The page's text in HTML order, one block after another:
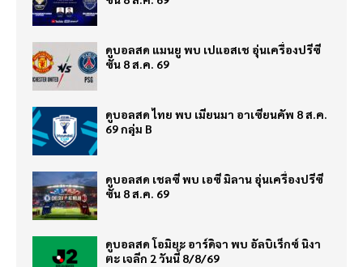
ดูบอลสด แมนยู พบ เปแอสเช อุ่นเครื่องปรีซี
ซั่น 8 ส.ค. 69
ดูบอลสด ไทย พบ เมียนมา อาเซียนคัพ 8 ส.ค.
69 กลุ่ม B
ดูบอลสด เชลซี พบ เอซี มิลาน อุ่นเครื่องปรีซี
ซั่น 8 ส.ค. 69
ดูบอลสด โอมิยะ อาร์ดิจา พบ อัลบิเร็กซ์ นิงา
ตะ เจลีก 2 วันนี้ 8/8/69